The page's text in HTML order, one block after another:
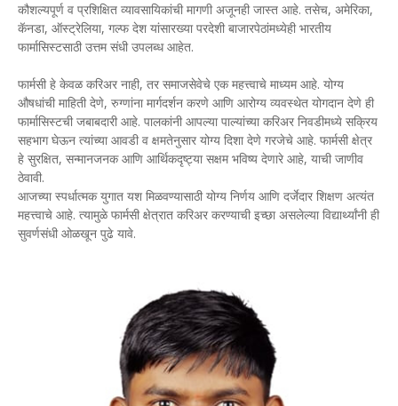
कौशल्यपूर्ण व प्रशिक्षित व्यावसायिकांची मागणी अजूनही जास्त आहे. तसेच, अमेरिका,
कॅनडा, ऑस्ट्रेलिया, गल्फ देश यांसारख्या परदेशी बाजारपेठांमध्येही भारतीय
फार्मासिस्टसाठी उत्तम संधी उपलब्ध आहेत.
फार्मसी हे केवळ करिअर नाही, तर समाजसेवेचे एक महत्त्वाचे माध्यम आहे. योग्य
औषधांची माहिती देणे, रुग्णांना मार्गदर्शन करणे आणि आरोग्य व्यवस्थेत योगदान देणे ही
फार्मासिस्टची जबाबदारी आहे. पालकांनी आपल्या पाल्यांच्या करिअर निवडीमध्ये सक्रिय
सहभाग घेऊन त्यांच्या आवडी व क्षमतेनुसार योग्य दिशा देणे गरजेचे आहे. फार्मसी क्षेत्र
हे सुरक्षित, सन्मानजनक आणि आर्थिकदृष्ट्या सक्षम भविष्य देणारे आहे, याची जाणीव
ठेवावी.
आजच्या स्पर्धात्मक युगात यश मिळवण्यासाठी योग्य निर्णय आणि दर्जेदार शिक्षण अत्यंत
महत्त्वाचे आहे. त्यामुळे फार्मसी क्षेत्रात करिअर करण्याची इच्छा असलेल्या विद्यार्थ्यांनी ही
सुवर्णसंधी ओळखून पुढे यावे.